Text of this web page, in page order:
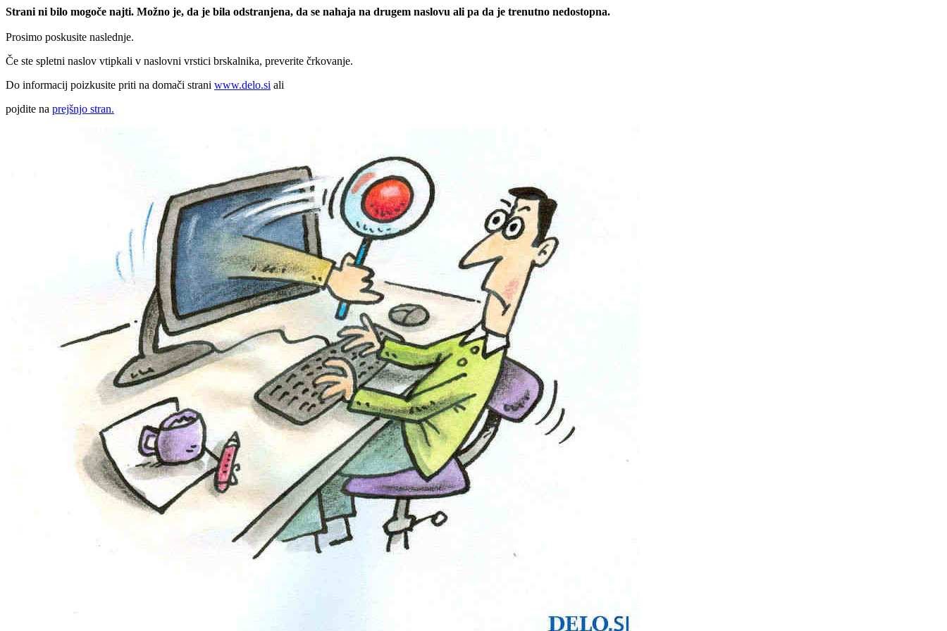
Strani ni bilo mogoče najti. Možno je, da je bila odstranjena, da se nahaja na drugem naslovu ali pa da je trenutno nedostopna.
Prosimo poskusite naslednje.
Če ste spletni naslov vtipkali v naslovni vrstici brskalnika, preverite črkovanje.
Do informacij poizkusite priti na domači strani www.delo.si ali
pojdite na prejšnjo stran.